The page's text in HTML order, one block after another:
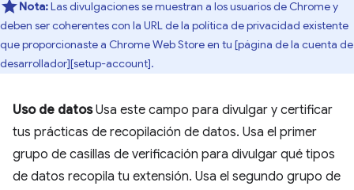
Nota:Las divulgaciones se muestran a los usuarios de Chrome y
deben ser coherentes con la URL de la política de privacidad existente
que proporcionaste a Chrome Web Store en tu [página de la cuenta de
desarrollador][setup-account].
Uso de datosUsa este campo para divulgar y certificar
tus prácticas de recopilación de datos. Usa el primer
grupo de casillas de verificación para divulgar qué tipos
de datos recopila tu extensión. Usa el segundo grupo de